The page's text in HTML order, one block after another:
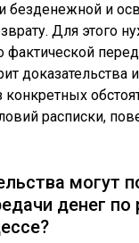
безденежной и
Для этого
фактической
доказательства
расписки,
могут
денег по